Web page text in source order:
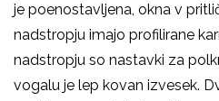
je poenostavljena, okna v
nadstropju imajo profilirane
nadstropju so nastavki za
vogalu je lep kovan izvesek.